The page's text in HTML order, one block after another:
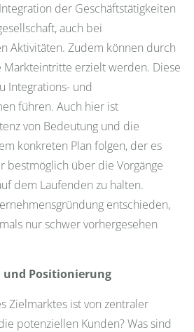
der Geschäftstätigkeiten
auch bei
Aktivitäten. Zudem können durch
erzielt werden. Diese
Integrations- und
führen. Auch hier ist
von Bedeutung und die
konkreten Plan folgen, der es
bestmöglich über die Vorgänge
dem Laufenden zu halten.
entschieden,
nur schwer vorhergesehen
Positionierung
Zielmarktes ist von zentraler
potenziellen Kunden? Was sind